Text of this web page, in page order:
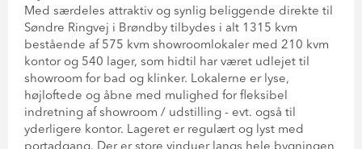
Med særdeles attraktiv og synlig beliggende direkte til
Søndre Ringvej i Brøndby tilbydes i alt 1315 kvm
bestående af 575 kvm showroomlokaler med 210 kvm
kontor og 540 lager, som hidtil har været udlejet til
showroom for bad og klinker. Lokalerne er lyse,
højloftede og åbne med mulighed for fleksibel
indretning af showroom / udstilling - evt. også til
yderligere kontor. Lageret er regulært og lyst med